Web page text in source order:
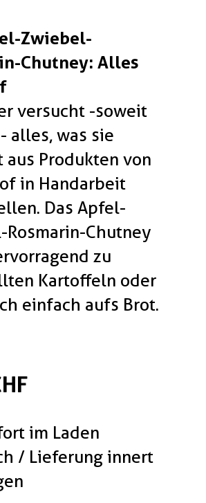
Zwiebel-
Chutney: Alles
versucht -soweit
alles, was sie
Produkten von
in Handarbeit
Das Apfel-
Chutney
zu
Kartoffeln oder
einfach aufs Brot.
im Laden
/ Lieferung innert